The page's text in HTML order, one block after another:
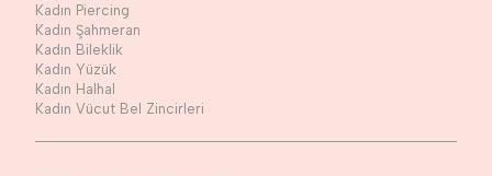
Kadın Piercing
Kadın Şahmeran
Kadın Bileklik
Kadın Yüzük
Kadın Halhal
Kadın Vücut Bel Zincirleri